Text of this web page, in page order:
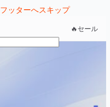
フッターへスキップ
🔥セール